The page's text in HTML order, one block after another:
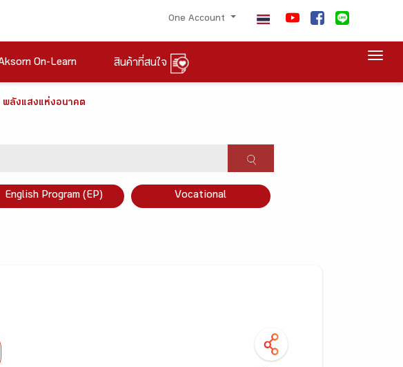
One Account
On-Learn สินค้าที่สนใจ
พลังแสงแห่งอนาคต
English Program (EP) Vocational